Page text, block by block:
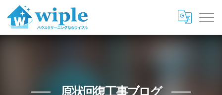
原状回復工事ブログ